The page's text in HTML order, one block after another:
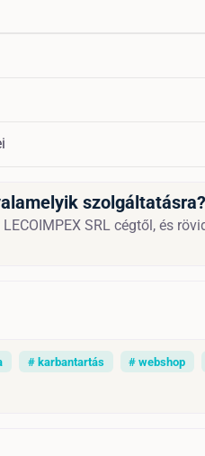
szolgáltatásra?
SRL cégtől, és
# karbantartás # webshop